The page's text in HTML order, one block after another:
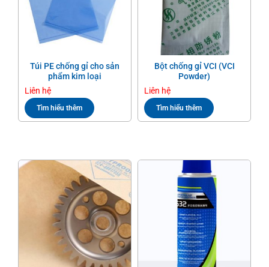
Túi PE chống gỉ cho sản
phẩm kim loại
Liên hệ
Tìm hiểu thêm
Bột chống gỉ VCI (VCI
Powder)
Liên hệ
Tìm hiểu thêm